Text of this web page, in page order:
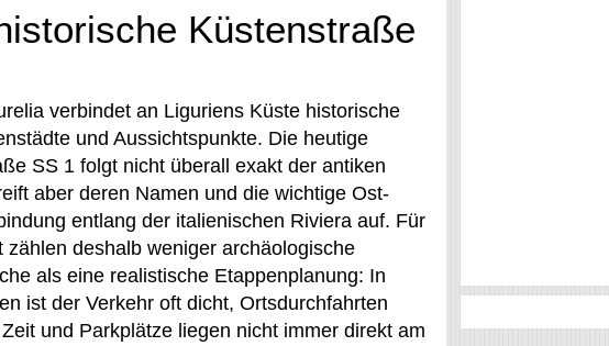
Küstenstraße
verbindet an Liguriens Küste historische
und Aussichtspunkte. Die heutige
SS 1 folgt nicht überall exakt der antiken
aber deren Namen und die wichtige Ost-
entlang der italienischen Riviera auf. Für
zählen deshalb weniger archäologische
als eine realistische Etappenplanung: In
ist der Verkehr oft dicht, Ortsdurchfahrten
und Parkplätze liegen nicht immer direkt am